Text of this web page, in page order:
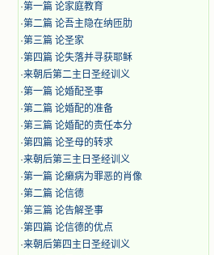
·第一篇 论家庭教育
·第二篇 论吾主隐在纳匝肋
·第三篇 论圣家
·第四篇 论失落并寻获耶稣
·来朝后第二主日圣经训义
·第一篇 论婚配圣事
·第二篇 论婚配的准备
·第三篇 论婚配的责任本分
·第四篇 论圣母的转求
·来朝后第三主日圣经训义
·第一篇 论癞病为罪恶的肖像
·第二篇 论信德
·第三篇 论告解圣事
·第四篇 论信德的优点
·来朝后第四主日圣经训义